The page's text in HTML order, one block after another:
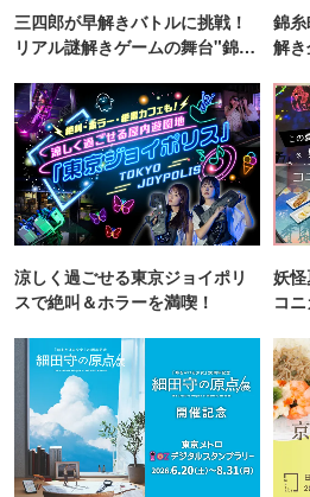
三四郎が早解きバトルに挑戦！
リアル謎解きゲームの舞台"錦糸
錦
解き
涼しく過ごせる東京ジョイポリ
スで絶叫＆ホラーを満喫！
妖怪
コ